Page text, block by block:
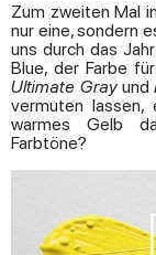
Zum zweiten Mal
nur eine, sondern
uns durch das
Blue, der Farbe
Ultimate Grayund
vermuten lassen,
warmes Gelb
Farbtöne?